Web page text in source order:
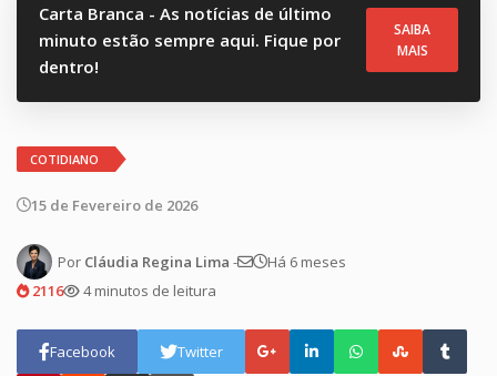
Carta Branca - As notícias de último
minuto estão sempre aqui. Fique por
dentro!
SAIBA
MAIS
COTIDIANO
15 de Fevereiro de 2026
Por Cláudia Regina Lima -
Há 6 meses
2116
4 minutos de leitura
Facebook Twitter